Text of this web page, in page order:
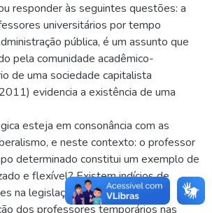
responder às seguintes questões: a
universitários por tempo
pública, é um assunto que
pela comunidade acadêmico-
de uma sociedade capitalista
evidencia a existência de uma
esteja em consonância com as
e neste contexto: o professor
determinado constitui um exemplo de
e flexível? Existem indícios de
na legislação que regulamenta a
dos professores temporários nas